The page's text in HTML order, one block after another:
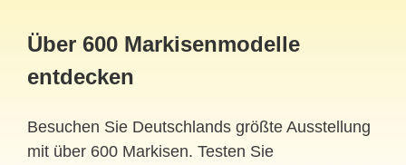
Über 600 Markisenmodelle
entdecken
Besuchen Sie Deutschlands größte Ausstellung
mit über 600 Markisen. Testen Sie